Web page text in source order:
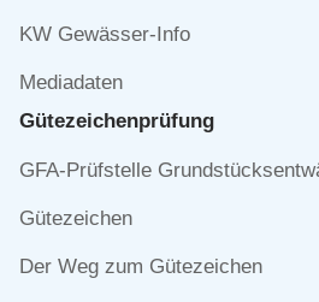
KW Gewässer-Info
Mediadaten
Gütezeichen­prüfung
Navigation
GFA-Prüfstelle
Gütezeichen
Der Weg zum Gütezeichen